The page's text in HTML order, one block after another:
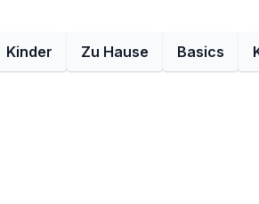
Kinder Zu Hause Basics